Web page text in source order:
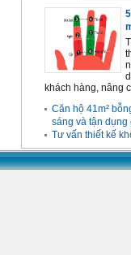
khách hàng, nâng
Căn hộ 41m²
sáng và tận
Tư vấn thiết kế